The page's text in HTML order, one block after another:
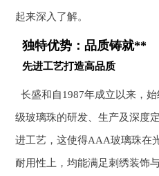
起来深入了解。
独特优势：品质铸就**
先进工艺打造高品质
长盛和自1987年成立以来，
级玻璃珠的研发、生产及深度
进工艺，这使得AAA玻璃珠在
耐用性上，均能满足刺绣装饰